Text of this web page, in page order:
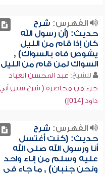
الفهرس: شرح
حديث: (أن رسول الله
كان إذا قام من الليل
يشوص فاه بالسواك) ,
السواك لمن قام من الليل
للشيخ: عبد المحسن العباد
جزء من محاضرة ( شرح سنن أبي
داود [014])
الفهرس: شرح
حديث: (كنت أغتسل
أنا ورسول الله صلى الله
عليه وسلم من إناء واحد
ونحن جنبان) , ما جاء في